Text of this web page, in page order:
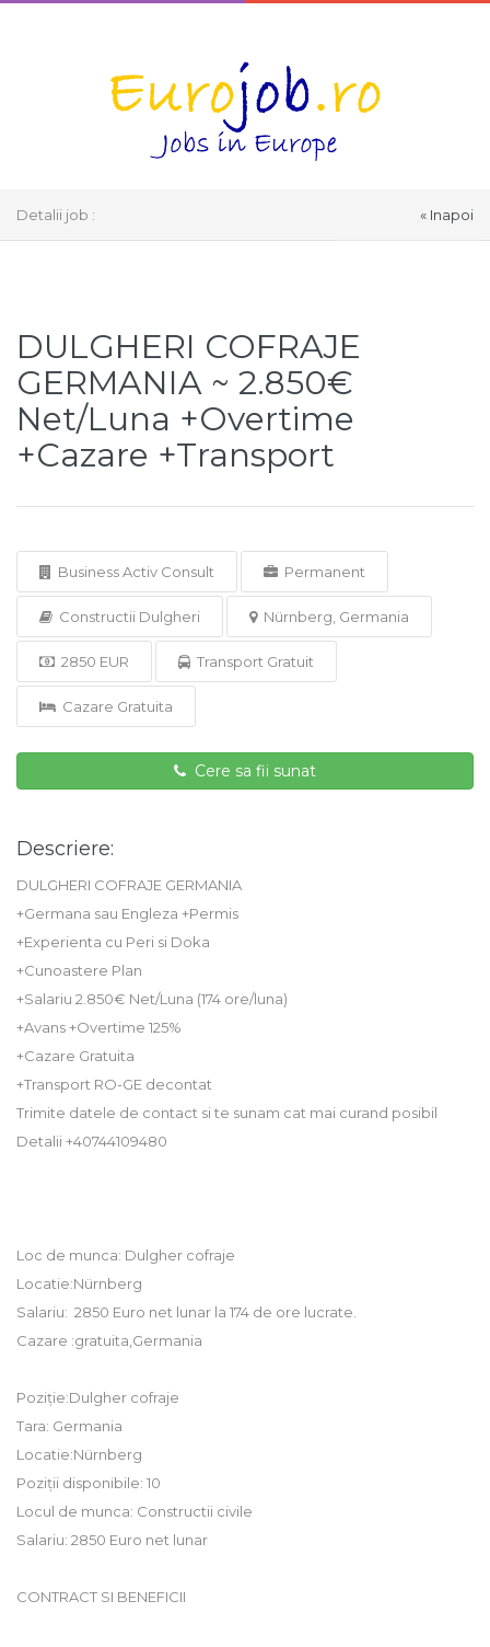
Detalii job : « Inapoi
DULGHERI COFRAJE
GERMANIA ~ 2.850€
Net/Luna +Overtime
+Cazare +Transport
Business Activ Consult Permanent
Constructii Dulgheri Nürnberg, Germania
2850 EUR Transport Gratuit
Cazare Gratuita
Cere sa fii sunat
Descriere:
DULGHERI COFRAJE GERMANIA
+Germana sau Engleza +Permis
+Experienta cu Peri si Doka
+Cunoastere Plan
+Salariu 2.850€ Net/Luna (174 ore/luna)
+Avans +Overtime 125%
+Cazare Gratuita
+Transport RO-GE decontat
Trimite datele de contact si te sunam cat mai curand posibil
Detalii +40744109480
Loc de munca: Dulgher cofraje
Locatie:Nürnberg
Salariu: 2850 Euro net lunar la 174 de ore lucrate.
Cazare :gratuita,Germania
Poziție:Dulgher cofraje
Tara: Germania
Locatie:Nürnberg
Poziții disponibile: 10
Locul de munca: Constructii civile
Salariu: 2850 Euro net lunar
CONTRACT SI BENEFICII